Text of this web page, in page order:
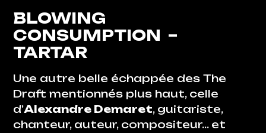
BLOWING
CONSUMPTION –
TARTAR
Une autre belle échappée des The
Draft mentionnés plus haut, celle
d’Alexandre Demaret, guitariste,
chanteur, auteur, compositeur… et